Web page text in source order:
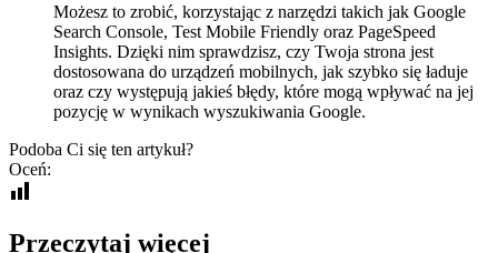
Możesz to zrobić, korzystając z narzędzi takich jak Google
Search Console, Test Mobile Friendly oraz PageSpeed
Insights. Dzięki nim sprawdzisz, czy Twoja strona jest
dostosowana do urządzeń mobilnych, jak szybko się ładuje
oraz czy występują jakieś błędy, które mogą wpływać na jej
pozycję w wynikach wyszukiwania Google.
Podoba Ci się ten artykuł?
Oceń:
Przeczytaj więcej